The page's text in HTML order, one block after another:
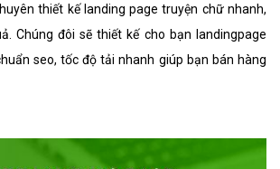
thiết kế landing page truyện chữ nhanh,
Chúng đôi sẽ thiết kế cho bạn landingpage
seo, tốc độ tải nhanh giúp bạn bán hàng